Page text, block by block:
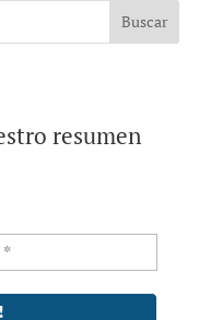
resumen